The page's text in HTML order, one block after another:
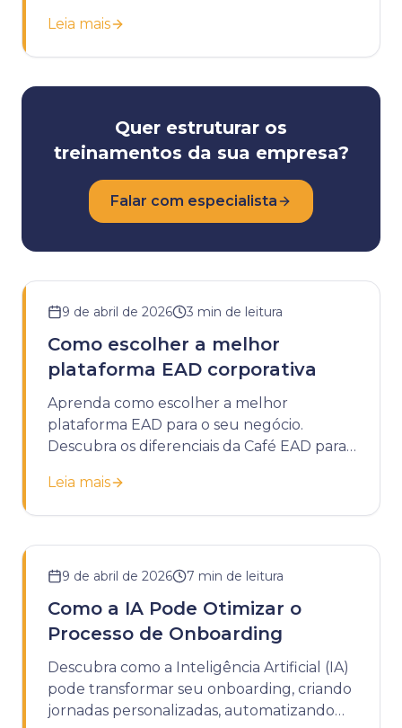
Leia mais
Quer estruturar os
treinamentos da sua empresa?
Falar com especialista
9 de abril de 2026 3 min de leitura
Como escolher a melhor
plataforma EAD corporativa
Aprenda como escolher a melhor
plataforma EAD para o seu negócio.
Descubra os diferenciais da Café EAD para
empresa.
Leia mais
9 de abril de 2026 7 min de leitura
Como a IA Pode Otimizar o
Processo de Onboarding
Descubra como a Inteligência Artificial (IA)
pode transformar seu onboarding, criando
jornadas personalizadas, automatizando